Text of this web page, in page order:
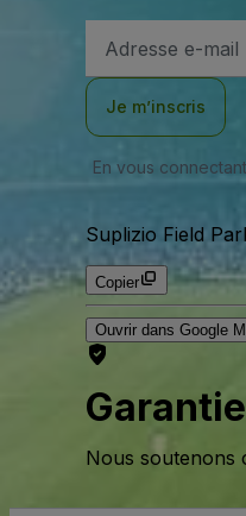
e-
Je m’inscris
En vous
Suplizio Field
Copier
Ouvrir dans Google
Nous soutenons